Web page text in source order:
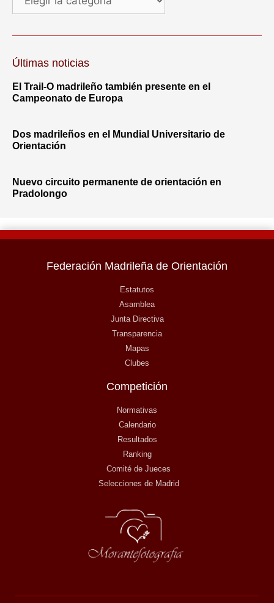
Últimas noticias
El Trail-O madrileño también presente en el
Campeonato de Europa
Dos madrileños en el Mundial Universitario de
Orientación
Nuevo circuito permanente de orientación en
Pradolongo
Federación Madrileña de Orientación
Estatutos
Asamblea
Junta Directiva
Transparencia
Mapas
Clubes
Competición
Normativas
Calendario
Resultados
Ranking
Comité de Jueces
Selecciones de Madrid